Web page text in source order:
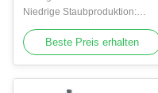
Pulverfüll- und
Verschließmaschine
und präzise Dosierung von
Gewürzen und Würzpulvern
Niedrige Staubproduktion:
Durch die schonende Befüllung
wird der Pulverflug reduziert
Beste Preis erhalten